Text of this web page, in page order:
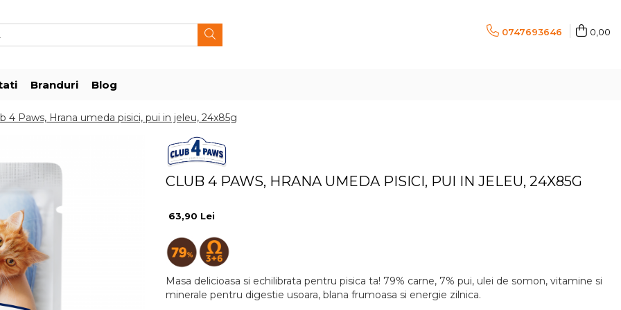
0747693646 0,00
Branduri Blog
4 Paws, Hrana umeda pisici, pui in jeleu, 24x85g
CLUB 4 PAWS, HRANA UMEDA PISICI, PUI IN JELEU, 24X85G
63,90 Lei
Masa delicioasa si echilibrata pentru pisica ta! 79% carne, 7% pui, ulei de somon, vitamine si
minerale pentru digestie usoara, blana frumoasa si energie zilnica.